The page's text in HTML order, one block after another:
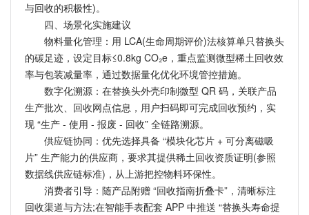
与回收的积极性)。
四、场景化实施建议
物料量化管理：用 LCA(生命周期评价)法核算单只替换头
的碳足迹，设定目标≤0.8kg CO₂e，重点监测微型稀土回收效
率与包装减量率，通过数据量化优化环境管控措施。
数字化溯源：在替换头外壳印制微型 QR 码，关联产品
生产批次、回收网点信息，用户扫码即可完成回收预约，实
现 “生产 - 使用 - 报废 - 回收” 全链路溯源。
供应链协同：优先选择具备 “模块化芯片 + 可分离磁吸
片” 生产能力的供应商，要求其提供稀土回收资质证明(参照
数据线供应链标准)，从上游把控物料环保性。
消费者引导：随产品附赠 “回收指南折叠卡”，清晰标注
回收渠道与方法;在智能手表配套 APP 中推送 “替换头寿命提